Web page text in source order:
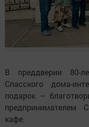
В преддверии 80-
Спасского дома-
подарок –
предпринимателем
кафе.